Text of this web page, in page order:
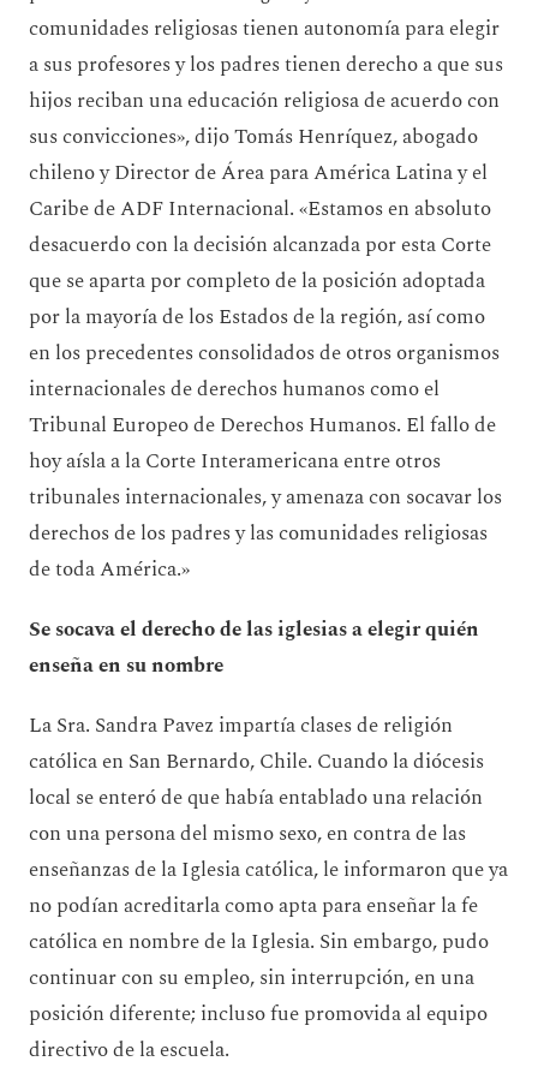
comunidades religiosas tienen autonomía para elegir
a sus profesores y los padres tienen derecho a que sus
hijos reciban una educación religiosa de acuerdo con
sus convicciones», dijo Tomás Henríquez, abogado
chileno y Director de Área para América Latina y el
Caribe de ADF Internacional. «Estamos en absoluto
desacuerdo con la decisión alcanzada por esta Corte
que se aparta por completo de la posición adoptada
por la mayoría de los Estados de la región, así como
en los precedentes consolidados de otros organismos
internacionales de derechos humanos como el
Tribunal Europeo de Derechos Humanos. El fallo de
hoy aísla a la Corte Interamericana entre otros
tribunales internacionales, y amenaza con socavar los
derechos de los padres y las comunidades religiosas
de toda América.»
Se socava el derecho de las iglesias a elegir quién
enseña en su nombre
La Sra. Sandra Pavez impartía clases de religión
católica en San Bernardo, Chile. Cuando la diócesis
local se enteró de que había entablado una relación
con una persona del mismo sexo, en contra de las
enseñanzas de la Iglesia católica, le informaron que ya
no podían acreditarla como apta para enseñar la fe
católica en nombre de la Iglesia. Sin embargo, pudo
continuar con su empleo, sin interrupción, en una
posición diferente; incluso fue promovida al equipo
directivo de la escuela.